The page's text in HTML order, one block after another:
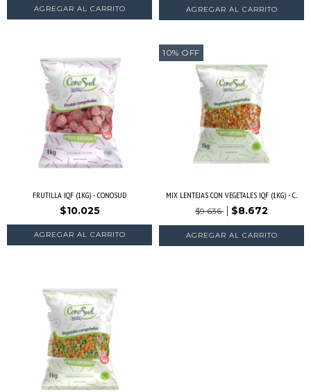
AGREGAR AL CARRITO
FRUTILLA IQF (1KG) - CONOSUD
$10.025
10% OFF
MIX LENTEJAS CON VEGETALES IQF (1KG) - C...
$9.636
$8.672
AGREGAR AL CARRITO